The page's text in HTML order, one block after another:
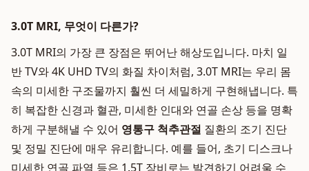
3.0T MRI, 무엇이 다른가?
3.0T MRI의 가장 큰 장점은 뛰어난 해상도입니다. 마치 일
반 TV와 4K UHD TV의 화질 차이처럼, 3.0T MRI는 우리 몸
속의 미세한 구조물까지 훨씬 더 세밀하게 구현해냅니다. 특
히 복잡한 신경과 혈관, 미세한 인대와 연골 손상 등을 명확
하게 구분해낼 수 있어 영통구 척추관절 질환의 조기 진단
및 정밀 진단에 매우 유리합니다. 예를 들어, 초기 디스크나
미세한 연골 파열 등은 1.5T 장비로는 발견하기 어려울 수